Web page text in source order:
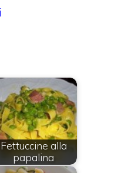
Fettuccine alla
papalina